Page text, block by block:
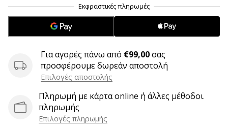
ιστολόγιο,
σελίδα
Facebook
φόρουμ
συζητήσεων;
Αφήστε
να
Για αγορές πάνω από €99,00σας
προσφέρουμε δωρεάν αποστολή
Επιλογές αποστολής
Πληρωμή με κάρτα online ή άλλες μέθοδοι
πληρωμής
Επιλογές πληρωμής